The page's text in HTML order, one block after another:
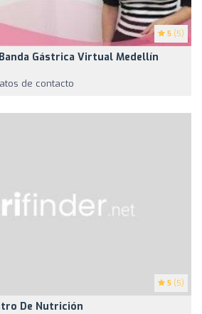
5 (5)
Gástrica Virtual Medellín
de contacto
5 (5)
De Nutrición